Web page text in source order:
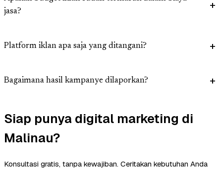
jasa?
Platform iklan apa saja yang ditangani?
Bagaimana hasil kampanye dilaporkan?
Siap punya digital marketing di
Malinau?
Konsultasi gratis, tanpa kewajiban. Ceritakan kebutuhan Anda